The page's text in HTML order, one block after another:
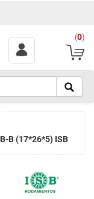
(0)
B (17*26*5) ISB